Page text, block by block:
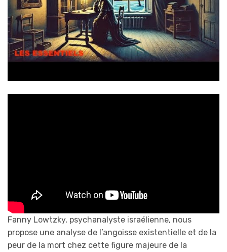
Fanny Lowtzky, psychanalyste israélienne, nous
propose une analyse de l’angoisse existentielle et de la
peur de la mort chez cette figure majeure de la